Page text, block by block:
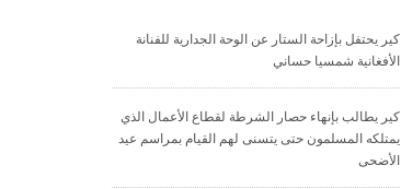
كير يحتفل بإزاحة الستار عن الوحة الجدارية للفنانة
الأفغانية شمسيا حساني
كير يطالب بإنهاء حصار الشرطة لقطاع الأعمال الذي
يمتلكه المسلمون حتى يتسنى لهم القيام بمراسم عيد
الأضحى